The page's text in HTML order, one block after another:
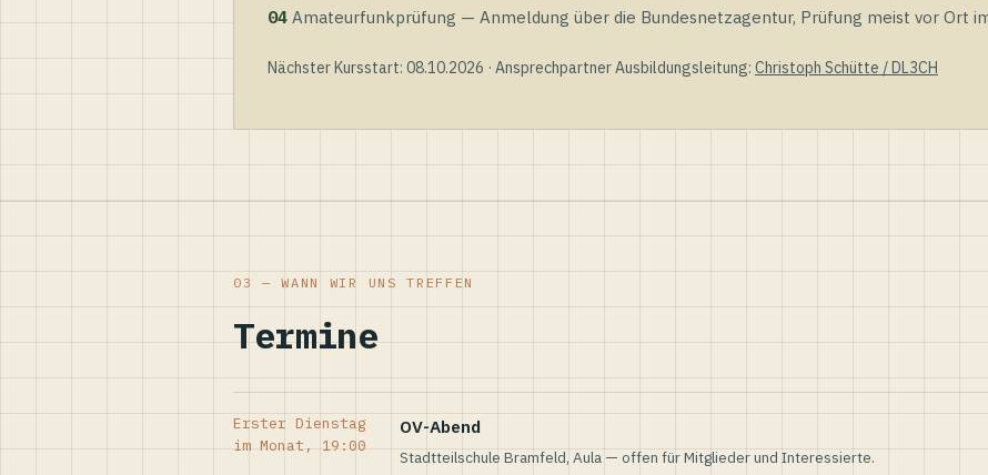
04 Amateurfunkprüfung — Anmeldung über die Bundesnetzagentur, Prüfung meist vor Ort
Nächster Kursstart: 08.10.2026 · Ansprechpartner Ausbildungsleitung: Christoph Schütte / DL3CH
03 — WANN WIR UNS TREFFEN
Termine
Erster Dienstag
im Monat, 19:00
OV-Abend
Stadtteilschule Bramfeld, Aula — offen für Mitglieder und Interessierte.